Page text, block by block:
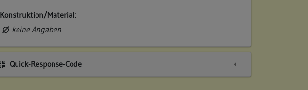
Konstruktion/Material:
keine Angaben
Quick-Response-Code